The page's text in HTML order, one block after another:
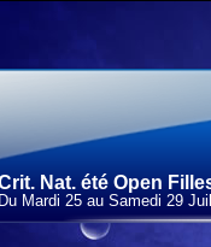
Nat. été Open
Du Mardi 25 au Samedi 29